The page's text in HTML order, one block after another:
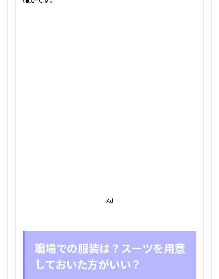
Ad
職場での服装は？スーツを用意
しておいた方がいい？